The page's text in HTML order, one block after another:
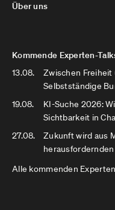
Über uns
Kommende Experten-
13.08.
Zwischen Freiheit
Selbstständige
19.08.
KI-Suche 2026:
Sichtbarkeit in
27.08.
Zukunft wird aus
Alle kommenden